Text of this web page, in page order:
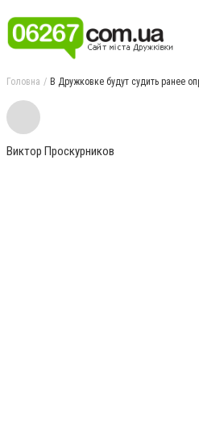
Головна В Дружковке будут судить ранее
Виктор Проскурников